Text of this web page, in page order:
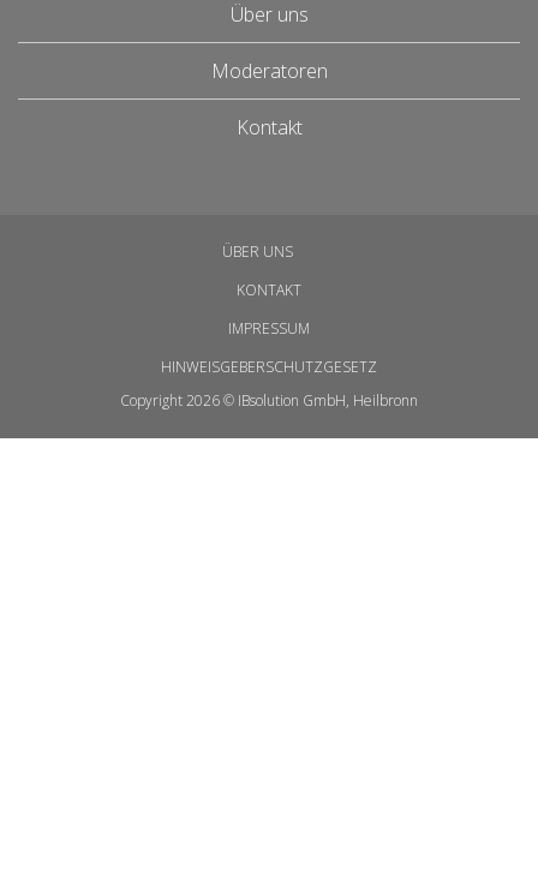
Über uns
Moderatoren
Kontakt
ÜBER UNS
KONTAKT
IMPRESSUM
HINWEISGEBERSCHUTZGESETZ
Copyright 2026 © IBsolution GmbH, Heilbronn